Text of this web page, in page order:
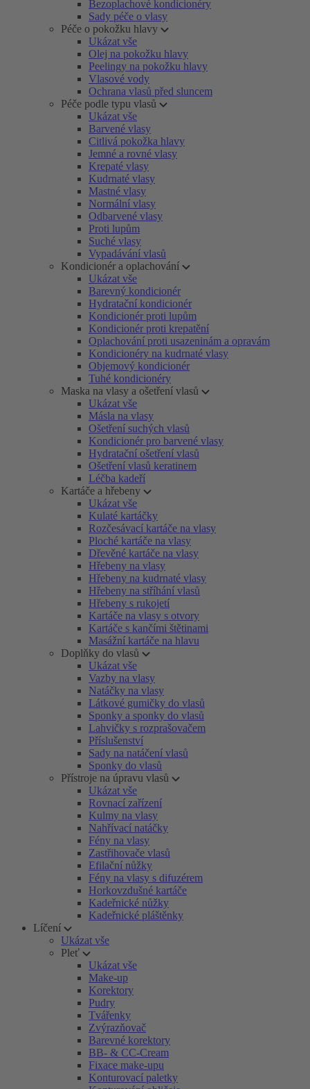
Bezoplachové kondicionéry
Sady péče o vlasy
Péče o pokožku hlavy
Ukázat vše
Olej na pokožku hlavy
Peelingy na pokožku hlavy
Vlasové vody
Ochrana vlasů před sluncem
Péče podle typu vlasů
Ukázat vše
Barvené vlasy
Citlivá pokožka hlavy
Jemné a rovné vlasy
Krepaté vlasy
Kudrnaté vlasy
Mastné vlasy
Normální vlasy
Odbarvené vlasy
Proti lupům
Suché vlasy
Vypadávání vlasů
Kondicionér a oplachování
Ukázat vše
Barevný kondicionér
Hydratační kondicionér
Kondicionér proti lupům
Kondicionér proti krepatění
Oplachování proti usazeninám a opravám
Kondicionéry na kudrnaté vlasy
Objemový kondicionér
Tuhé kondicionéry
Maska na vlasy a ošetření vlasů
Ukázat vše
Másla na vlasy
Ošetření suchých vlasů
Kondicionér pro barvené vlasy
Hydratační ošetření vlasů
Ošetření vlasů keratinem
Léčba kadeří
Kartáče a hřebeny
Ukázat vše
Kulaté kartáčky
Rozčesávací kartáče na vlasy
Ploché kartáče na vlasy
Dřevěné kartáče na vlasy
Hřebeny na vlasy
Hřebeny na kudrnaté vlasy
Hřebeny na stříhání vlasů
Hřebeny s rukojetí
Kartáče na vlasy s otvory
Kartáče s kančími štětinami
Masážní kartáče na hlavu
Doplňky do vlasů
Ukázat vše
Vazby na vlasy
Natáčky na vlasy
Látkové gumičky do vlasů
Sponky a sponky do vlasů
Lahvičky s rozprašovačem
Příslušenství
Sady na natáčení vlasů
Sponky do vlasů
Přístroje na úpravu vlasů
Ukázat vše
Rovnací zařízení
Kulmy na vlasy
Nahřívací natáčky
Fény na vlasy
Zastřihovače vlasů
Efilační nůžky
Fény na vlasy s difuzérem
Horkovzdušné kartáče
Kadeřnické nůžky
Kadeřnické pláštěnky
Líčení
Ukázat vše
Pleť
Ukázat vše
Make-up
Korektory
Pudry
Tvářenky
Zvýrazňovač
Barevné korektory
BB- & CC-Cream
Fixace make-upu
Konturovací paletky